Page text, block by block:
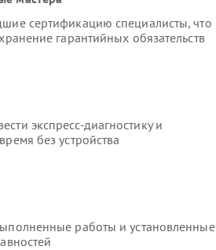
сертификацию специалисты, что
гарантийных обязательств
экспресс-диагностику и
без устройства
работы и установленные